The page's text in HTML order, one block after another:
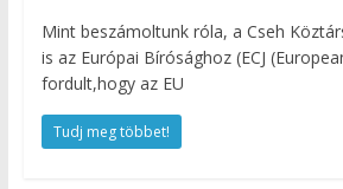
Mint beszámoltunk róla, a Cseh
is az Európai Bírósághoz (ECJ
fordult,hogy az EU
Tudj meg többet!